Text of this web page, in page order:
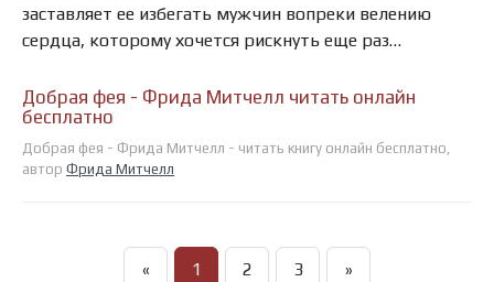
заставляет ее избегать мужчин вопреки велению
сердца, которому хочется рискнуть еще раз…
Добрая фея - Фрида Митчелл читать онлайн
бесплатно
Добрая фея - Фрида Митчелл - читать книгу онлайн бесплатно,
автор Фрида Митчелл
« 1 2 3 »